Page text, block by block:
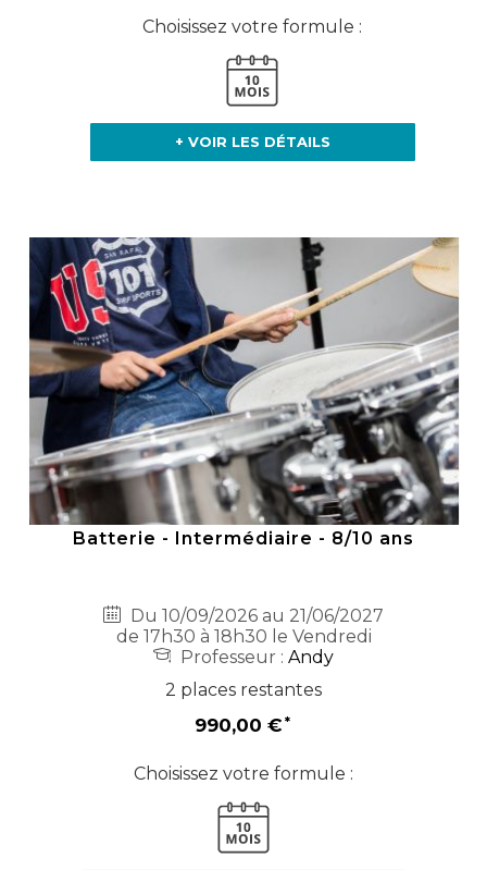
Choisissez votre formule :
+ VOIR LES DÉTAILS
Batterie - Intermédiaire - 8/10 ans
Du 10/09/2026 au 21/06/2027
de 17h30 à 18h30 le Vendredi
Professeur : Andy
2 places restantes
990,00 €
Choisissez votre formule :